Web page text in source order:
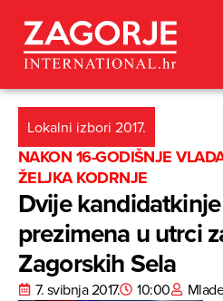
Lokalni izbori 2017.
NAKON 16-GODIŠNJE
ŽELJKA KODRNJE
Dvije
prezimena u utrci
Zagorskih Sela
7. svibnja 2017. 10:00